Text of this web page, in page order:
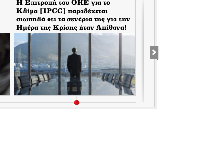
Η Επιτροπή του ΟΗΕ για το
Κλίμα [IPCC] παραδέχεται
σιωπηλά ότι τα σενάρια της για την
Ημέρα της Κρίσης ήταν Aπίθανα!